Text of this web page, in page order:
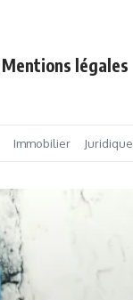
Mentions légales
Immobilier Juridique